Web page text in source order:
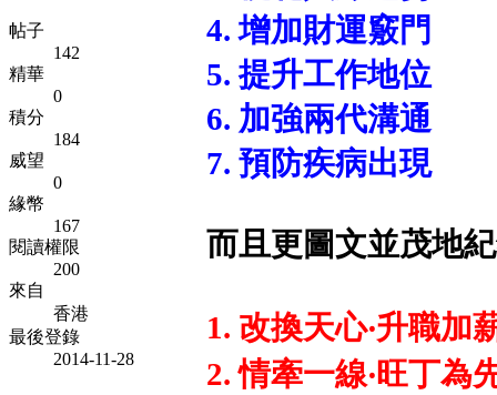
帖子
142
精華
0
積分
184
威望
0
緣幣
167
閱讀權限
200
來自
香港
最後登錄
2014-11-28
4. 增加財運竅門
5. 提升工作地位
6. 加強兩代溝通
7. 預防疾病出現
而且更圖文並茂地
1. 改換天心‧升職加
2. 情牽一線‧旺丁為